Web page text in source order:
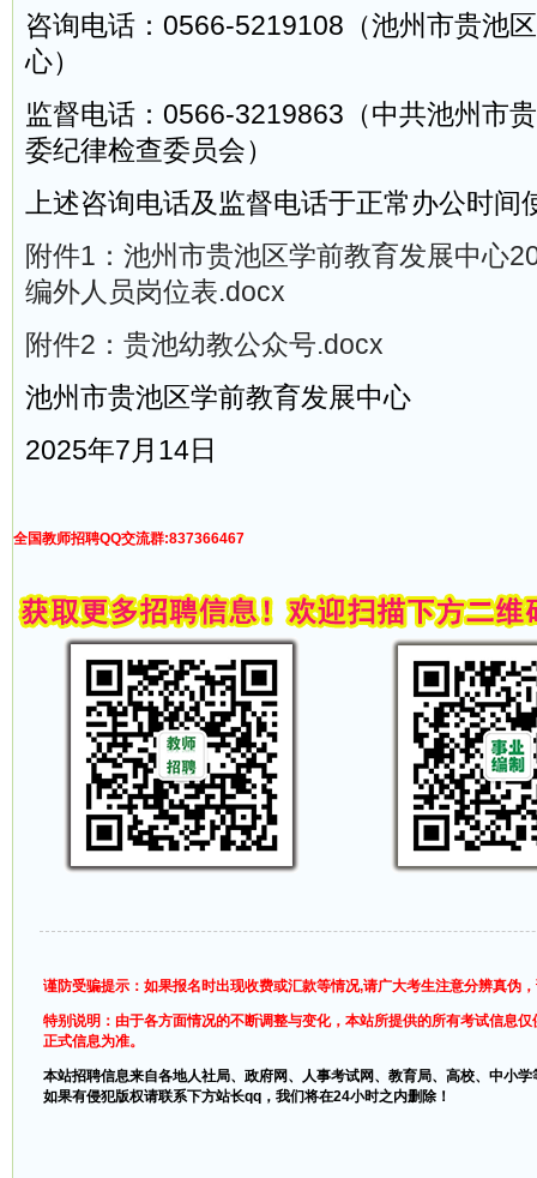
咨询电话：0566-5219108（池州市贵池
心）
监督电话：0566-3219863（中共池州市
委纪律检查委员会）
上述咨询电话及监督电话于正常办公时间
附件1：池州市贵池区学前教育发展中心
编外人员岗位表.docx
附件2：贵池幼教公众号.docx
池州市贵池区学前教育发展中心
2025年7月14日
全国教师招聘QQ交流群:837366467
谨防受骗提示：如果报名时出现收费或汇款等情况,请广大考生注意分辨真伪
特别说明：由于各方面情况的不断调整与变化，本站所提供的所有考试信息
正式信息为准。
本站招聘信息来自各地人社局、政府网、人事考试网、教育局、高校、中小
如果有侵犯版权请联系下方站长qq，我们将在24小时之内删除！